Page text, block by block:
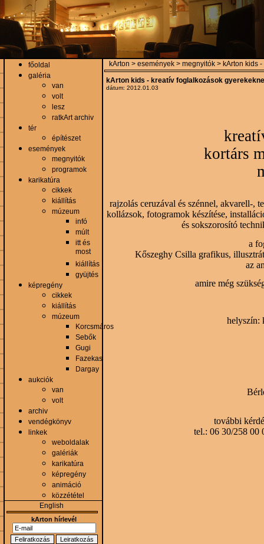
főoldal
galéria
van
volt
lesz
ratkArt archiv
tér
építészet
események
megnyitók
programok
karikatúra
cikkek
kiállítás
múzeum
infó
múlt
itt és
most
kiállítás
gyüjtés
képregény
cikkek
kiállítás
múzeum
Korcsmáros
Sebők
Gugi
Fazekas
Dargay
aukciók
van
volt
archiv
vendégkönyv
linkek
weboldalak
galériák
karikatúra
képregény
animáció
közzététel
English
kArton hírlevél
kArton > események > megnyitók > kArton
kArton kids - kreatív foglalkozások
dátum: 2012.01.03
kortárs
rajzolás ceruzával és szénnel, akvarell-,
kollázsok, fotogramok készítése,
és sokszorosító
a
Kőszeghy Csilla grafikus,
az
amire még
helyszín:
további
tel.: 06 30/258 00